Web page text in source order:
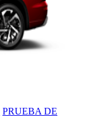
PRUEBA DE